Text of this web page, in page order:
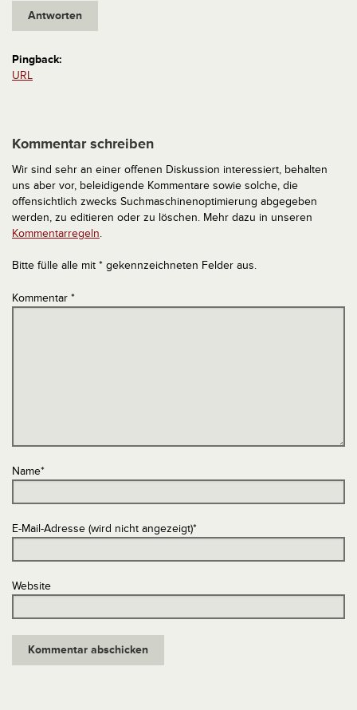
Antworten
Pingback:
URL
Kommentar schreiben
Wir sind sehr an einer offenen Diskussion interessiert, behalten
uns aber vor, beleidigende Kommentare sowie solche, die
offensichtlich zwecks Suchmaschinenoptimierung abgegeben
werden, zu editieren oder zu löschen. Mehr dazu in unseren
Kommentarregeln.
Bitte fülle alle mit * gekennzeichneten Felder aus.
Kommentar *
Name*
E-Mail-Adresse (wird nicht angezeigt)*
Website